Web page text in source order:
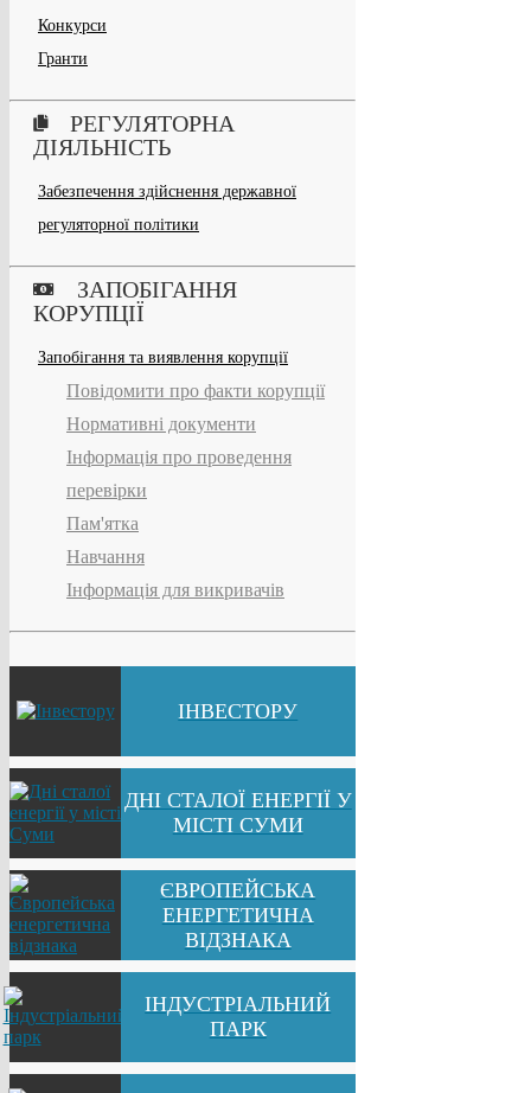
Конкурси
Гранти
РЕГУЛЯТОРНА
ДІЯЛЬНІСТЬ
Забезпечення здійснення державної
регуляторної політики
ЗАПОБІГАННЯ
КОРУПЦІЇ
Запобігання та виявлення корупції
Повідомити про факти корупції
Нормативні документи
Інформація про проведення
перевірки
Пам'ятка
Навчання
Інформація для викривачів
ІНВЕСТОРУ
ДНІ СТАЛОЇ ЕНЕРГІЇ У
МІСТІ СУМИ
ЄВРОПЕЙСЬКА
ЕНЕРГЕТИЧНА
ВІДЗНАКА
ІНДУСТРІАЛЬНИЙ
ПАРК